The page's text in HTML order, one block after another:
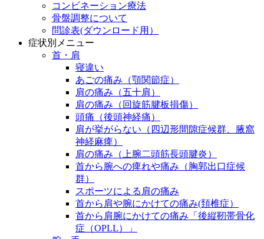
コンビネーション療法
骨盤調整について
問診表(ダウンロード用）
症状別メニュー
首・肩
寝違い
あごの痛み（顎関節症）
肩の痛み（五十肩）
肩の痛み（回旋筋腱板損傷）
頭痛（後頭神経痛）
肩が挙がらない（四辺形間隙症候群、腋窩
神経麻痺）
肩の痛み（上腕二頭筋長頭腱炎）
首から腕への痺れや痛み（胸郭出口症候
群）
スポーツによる肩の痛み
首から肩や腕にかけての痛み(頚椎症）
首から肩腕にかけての痛み「後縦靭帯骨化
症（OPLL）」